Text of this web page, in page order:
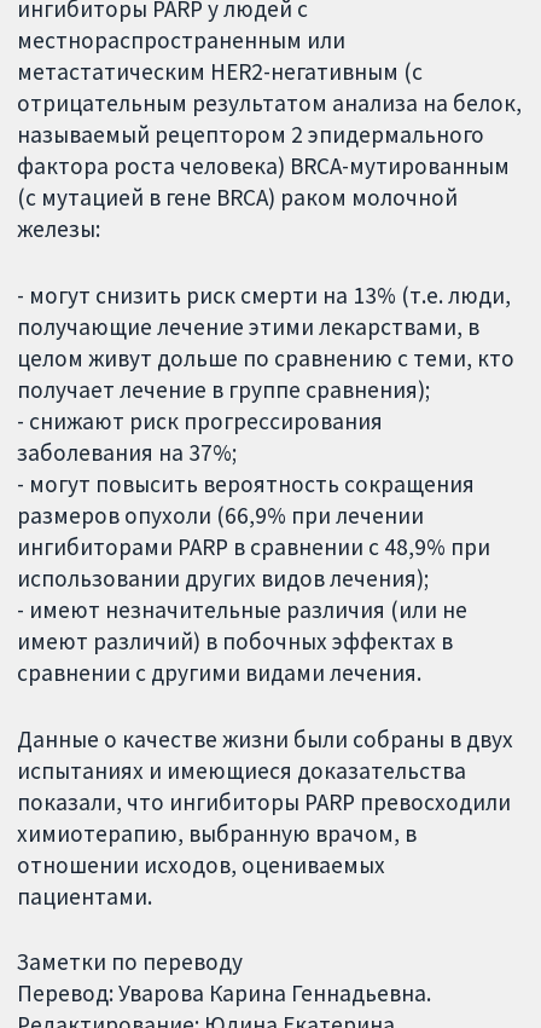
ингибиторы PARP у людей с
местнораспространенным или
метастатическим HER2-негативным (с
отрицательным результатом анализа на белок,
называемый рецептором 2 эпидермального
фактора роста человека) BRCA-мутированным
(с мутацией в гене BRCA) раком молочной
железы:
- могут снизить риск смерти на 13% (т.е. люди,
получающие лечение этими лекарствами, в
целом живут дольше по сравнению с теми, кто
получает лечение в группе сравнения);
- снижают риск прогрессирования
заболевания на 37%;
- могут повысить вероятность сокращения
размеров опухоли (66,9% при лечении
ингибиторами PARP в сравнении с 48,9% при
использовании других видов лечения);
- имеют незначительные различия (или не
имеют различий) в побочных эффектах в
сравнении с другими видами лечения.
Данные о качестве жизни были собраны в двух
испытаниях и имеющиеся доказательства
показали, что ингибиторы PARP превосходили
химиотерапию, выбранную врачом, в
отношении исходов, оцениваемых
пациентами.
Заметки по переводу
Перевод: Уварова Карина Геннадьевна.